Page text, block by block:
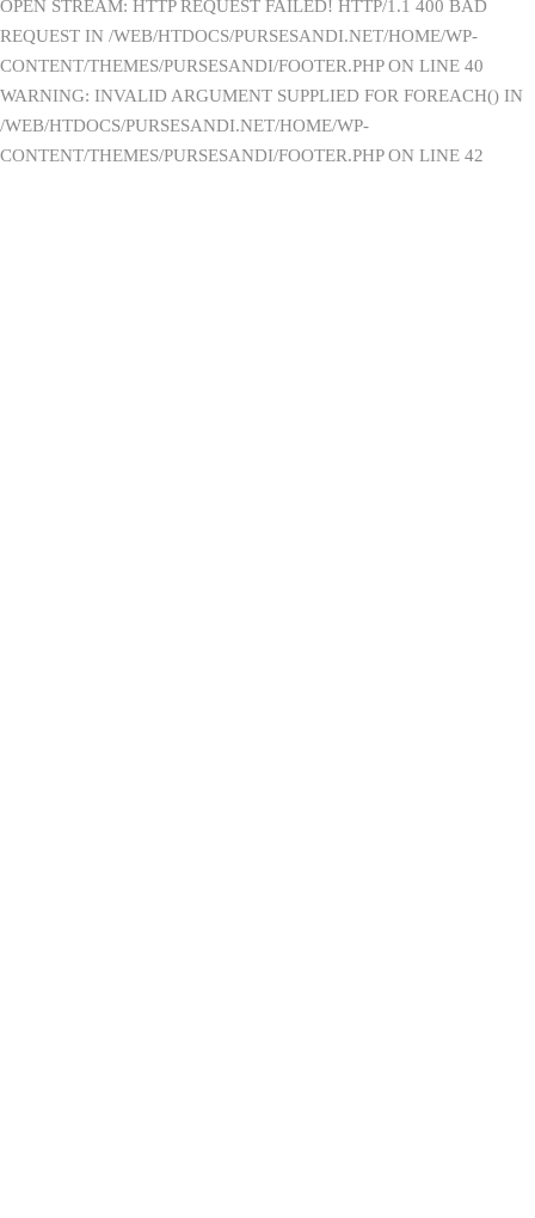
OPEN STREAM: HTTP REQUEST FAILED! HTTP/1.1 400 BAD
REQUEST IN /WEB/HTDOCS/PURSESANDI.NET/HOME/WP-
CONTENT/THEMES/PURSESANDI/FOOTER.PHP ON LINE 40
WARNING: INVALID ARGUMENT SUPPLIED FOR FOREACH() IN
/WEB/HTDOCS/PURSESANDI.NET/HOME/WP-
CONTENT/THEMES/PURSESANDI/FOOTER.PHP ON LINE 42